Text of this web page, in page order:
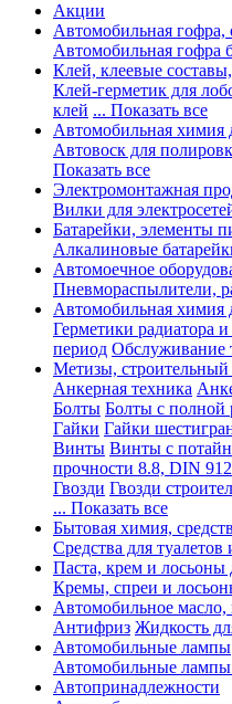
Акции
Автомобильная гофра,
Автомобильная гофра
Клей, клеевые
Клей-герметик для
клей ... Показать все
Автомобильная химия
Автовоск для
Показать все
Электромонтажная
Вилки для
Батарейки, элементы
Алкалиновые
Автомоечное
Пневмораспылители,
Автомобильная химия
Герметики радиатора
период Обслуживание
Метизы,
Анкерная техника
Болты Болты с полной
Гайки Гайки
Винты Винты с
прочности 8.8, DIN 912
Гвозди Гвозди
... Показать все
Бытовая химия,
Средства для туалетов
Паста, крем и лосьоны
Кремы, спреи и
Автомобильное
Антифриз Жидкость
Автомобильные лампы
Автомобильные
Автопринадлежности